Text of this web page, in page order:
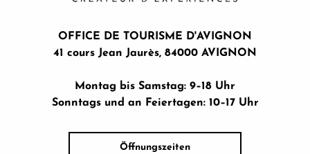
OFFICE DE TOURISME D'AVIGNON
41 cours Jean Jaurès, 84000 AVIGNON
Montag bis Samstag: 9–18 Uhr
Sonntags und an Feiertagen: 10–17 Uhr
Öffnungszeiten